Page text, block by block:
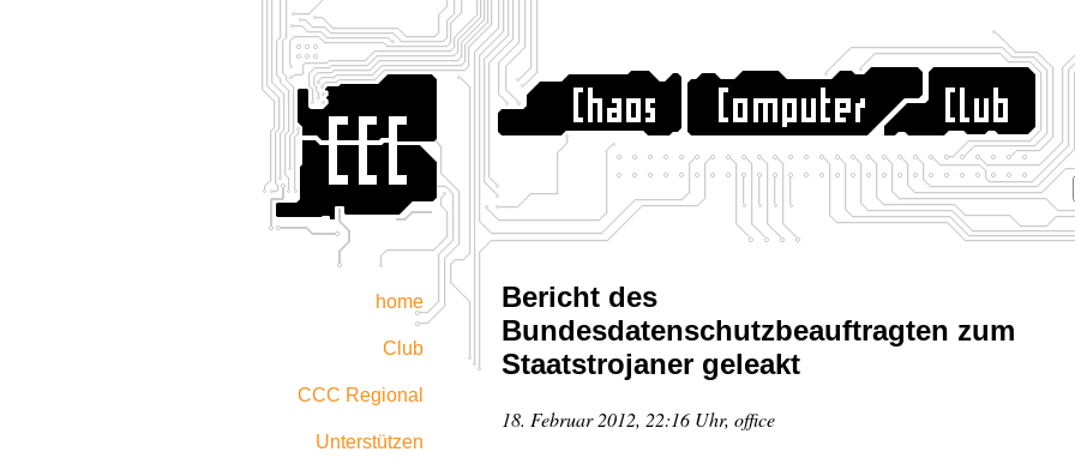
home
Club
CCC Regional
Unterstützen
Bericht des
Bundesdatenschutzbeauftragten zum
Staatstrojaner geleakt
18. Februar 2012, 22:16 Uhr, office